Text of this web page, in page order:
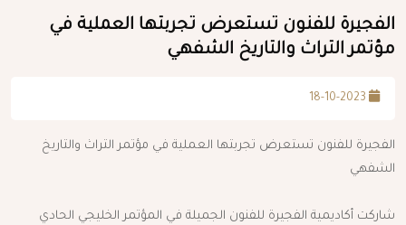
الفجيرة للفنون تستعرض تجربتها العملية في
مؤتمر التراث والتاريخ الشفهي
الفجيرة للفنون تستعرض تجربتها العملية في مؤتمر التراث والتاريخ
الشفهي
شاركت أكاديمية الفجيرة للفنون الجميلة في المؤتمر الخليجي الحادي